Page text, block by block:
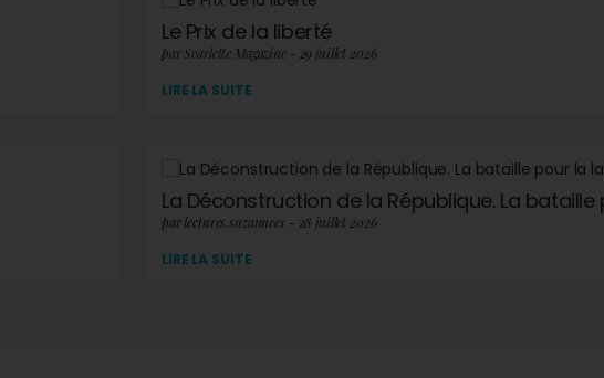
Le Prix de la liberté
par Scarlette Magazine - 29 juillet 2026
LIRE LA SUITE
La Déconstruction de la République. La
par lectures.suzannees - 28 juillet 2026
LIRE LA SUITE